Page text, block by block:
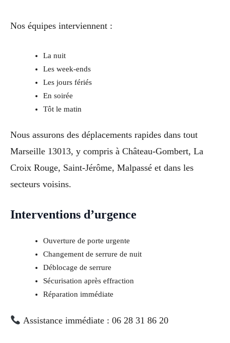
Nos équipes interviennent :
La nuit
Les week-ends
Les jours fériés
En soirée
Tôt le matin
Nous assurons des déplacements rapides dans tout
Marseille 13013, y compris à Château-Gombert, La
Croix Rouge, Saint-Jérôme, Malpassé et dans les
secteurs voisins.
Interventions d’urgence
Ouverture de porte urgente
Changement de serrure de nuit
Déblocage de serrure
Sécurisation après effraction
Réparation immédiate
Assistance immédiate : 06 28 31 86 20